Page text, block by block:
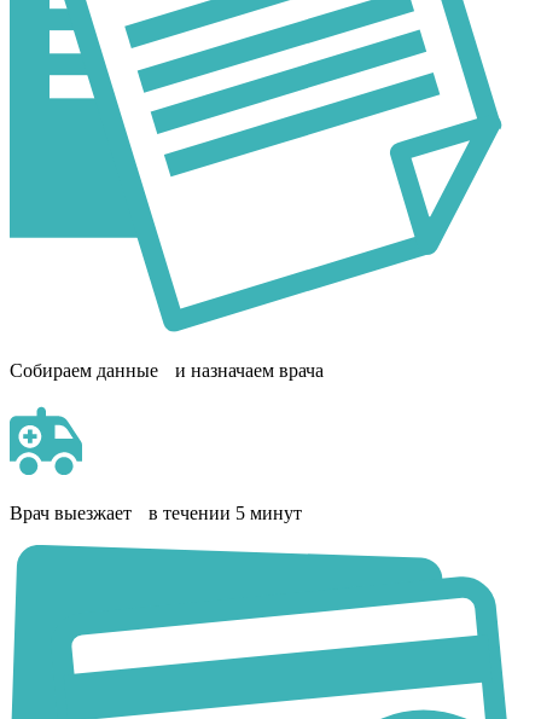
Собираем данные и назначаем врача
Врач выезжает в течении 5 минут